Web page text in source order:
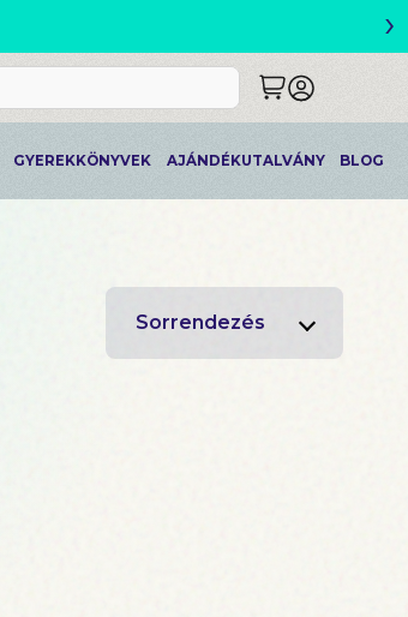
›
GYEREKKÖNYVEK AJÁNDÉKUTALVÁNY BLOG
Sorrendezés